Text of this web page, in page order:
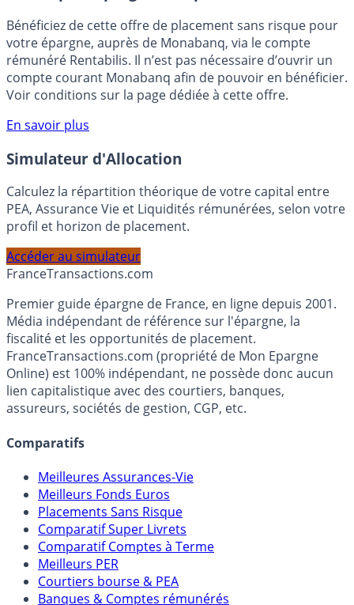
🎁 Bon plan épargne : 3% pendant 6 mois
Bénéficiez de cette offre de placement sans risque pour
votre épargne, auprès de Monabanq, via le compte
rémunéré Rentabilis. Il n’est pas nécessaire d’ouvrir un
Voir conditions sur la page dédiée à cette offre.
En savoir plus
Simulateur d'Allocation
Calculez la répartition théorique de votre capital entre
profil et horizon de placement.
FranceTransactions.com
Premier guide épargne de France, en ligne depuis 2001.
Média indépendant de référence sur l'épargne, la
fiscalité et les opportunités de placement.
FranceTransactions.com (propriété de Mon Epargne
Online) est 100% indépendant, ne possède donc aucun
assureurs, sociétés de gestion, CGP, etc.
Comparatifs
Meilleures Assurances-Vie
Meilleurs Fonds Euros
Placements Sans Risque
Comparatif Super Livrets
Comparatif Comptes à Terme
Meilleurs PER